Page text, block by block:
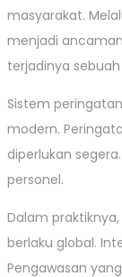
masyarakat.
menjadi
terjadinya
Sistem
modern.
diperlukan
personel.
Dalam praktiknya,
berlaku global.
Pengawasan